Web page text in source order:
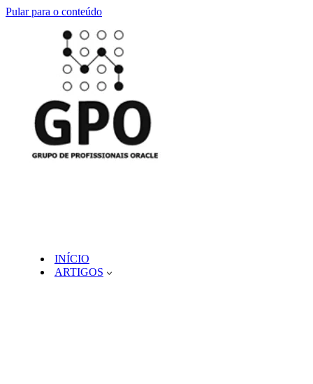
Pular para o conteúdo
INÍCIO
ARTIGOS